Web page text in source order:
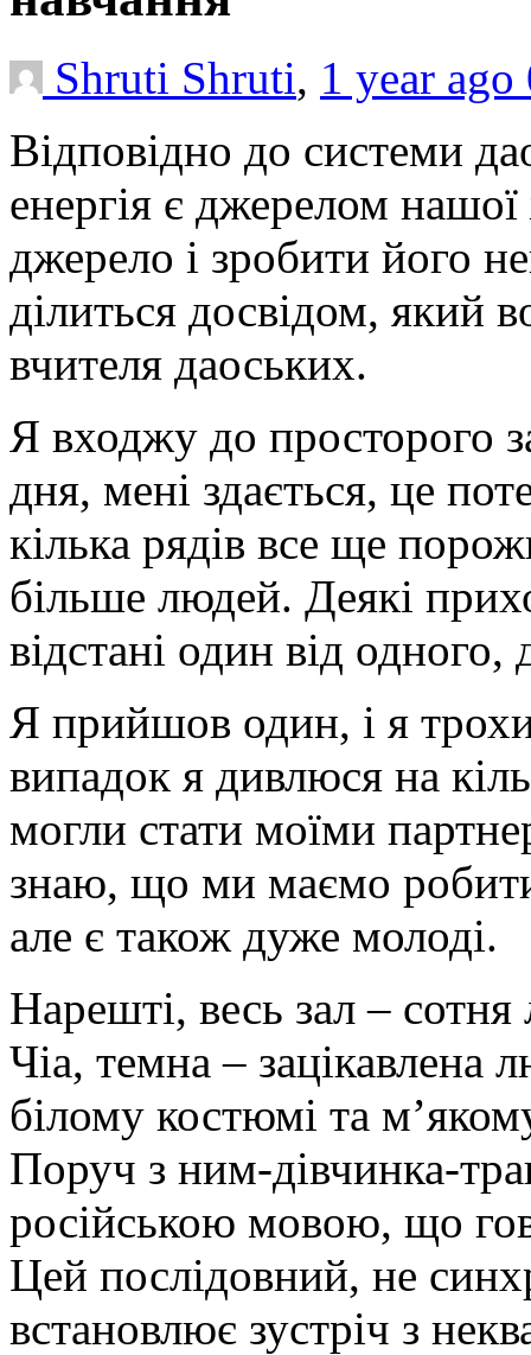
Shruti Shruti, 1 year ago
Відповідно до системи
енергія є джерелом
джерело і зробити його
ділиться досвідом, який
вчителя даоських.
Я входжу до просторого
дня, мені здається, це
кілька рядів все ще
більше людей. Деякі
відстані один від
Я прийшов один, і я
випадок я дивлюся на
могли стати моїми
знаю, що ми маємо
але є також дуже молоді.
Нарешті, весь зал –
Чіа, темна – зацікавлена
білому костюмі та
Поруч з ним-дівчинка-
російською мовою, що
Цей послідовний, не
встановлює зустріч з